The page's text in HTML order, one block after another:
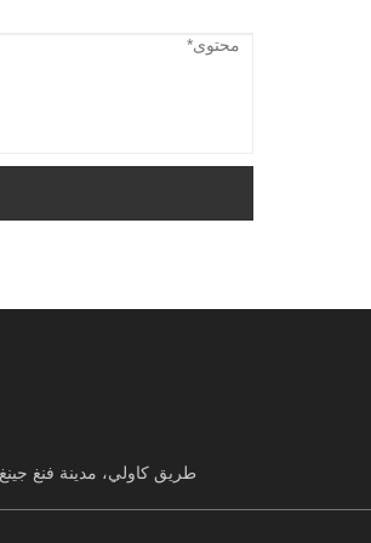
طريق كاولي، مدينة فنغ